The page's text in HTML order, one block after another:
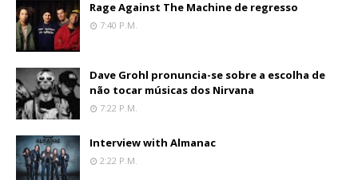
Rage Against The Machine de regresso
7:40 P.m.
Dave Grohl pronuncia-se sobre a escolha de
não tocar músicas dos Nirvana
7:22 P.m.
Interview with Almanac
2:22 P.m.